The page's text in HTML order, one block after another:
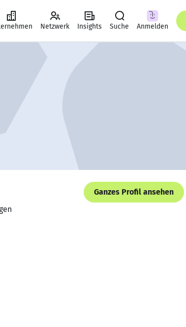
Netzwerk Insights Suche Anmelden
Ganzes Profil ansehen